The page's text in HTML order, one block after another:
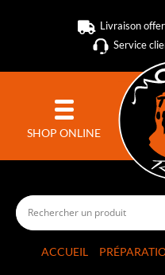
Livraison
Service
SHOP ONLINE
ACCUEIL